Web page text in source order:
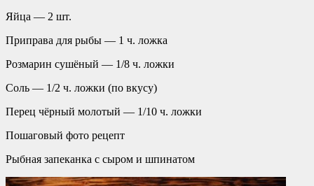
Яйца — 2 шт.
Приправа для рыбы — 1 ч. ложка
Розмарин сушёный — 1/8 ч. ложки
Соль — 1/2 ч. ложки (по вкусу)
Перец чёрный молотый — 1/10 ч. ложки
Пошаговый фото рецепт
Рыбная запеканка с сыром и шпинатом